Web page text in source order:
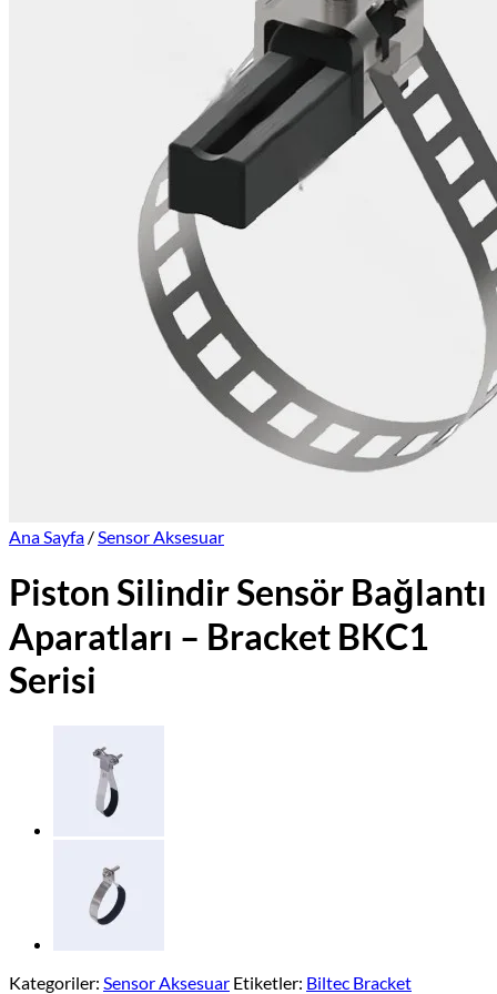
Ana Sayfa /Sensor Aksesuar
Piston Silindir Sensör Bağlantı
Aparatları – Bracket BKC1
Serisi
Kategoriler: Sensor Aksesuar Etiketler: Biltec Bracket